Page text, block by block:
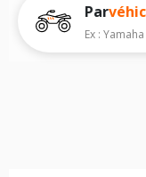
Nous recommandons
dimensions
Pour voir notre liste de
Par
Ex :